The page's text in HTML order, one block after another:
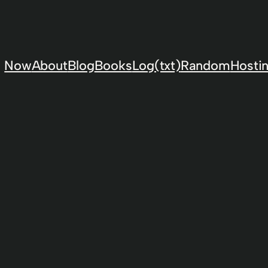
NowAboutBlogBooksLog(txt)Random